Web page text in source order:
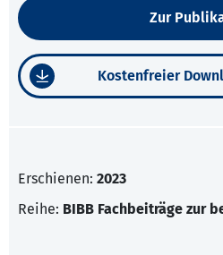
Zur
Kostenfreier
Erschienen: 2023
Reihe: BIBB Fachbeiträge zur